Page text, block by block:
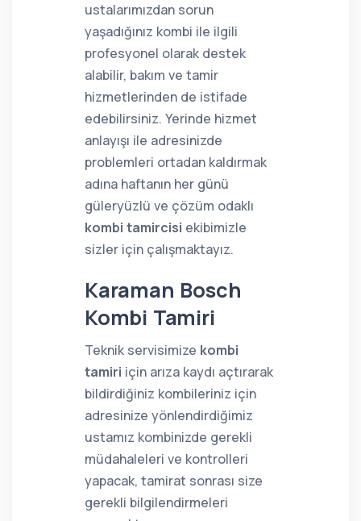
ustalarımızdan sorun
yaşadığınız kombi ile ilgili
profesyonel olarak destek
alabilir, bakım ve tamir
hizmetlerinden de istifade
edebilirsiniz. Yerinde hizmet
anlayışı ile adresinizde
problemleri ortadan kaldırmak
adına haftanın her günü
güleryüzlü ve çözüm odaklı
kombi tamircisi ekibimizle
sizler için çalışmaktayız.
Karaman Bosch
Kombi Tamiri
Teknik servisimize kombi
tamiri için arıza kaydı açtırarak
bildirdiğiniz kombileriniz için
adresinize yönlendirdiğimiz
ustamız kombinizde gerekli
müdahaleleri ve kontrolleri
yapacak, tamirat sonrası size
gerekli bilgilendirmeleri